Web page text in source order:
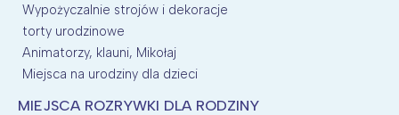
Wypożyczalnie strojów i dekoracje
torty urodzinowe
Animatorzy, klauni, Mikołaj
Miejsca na urodziny dla dzieci
MIEJSCA ROZRYWKI DLA RODZINY